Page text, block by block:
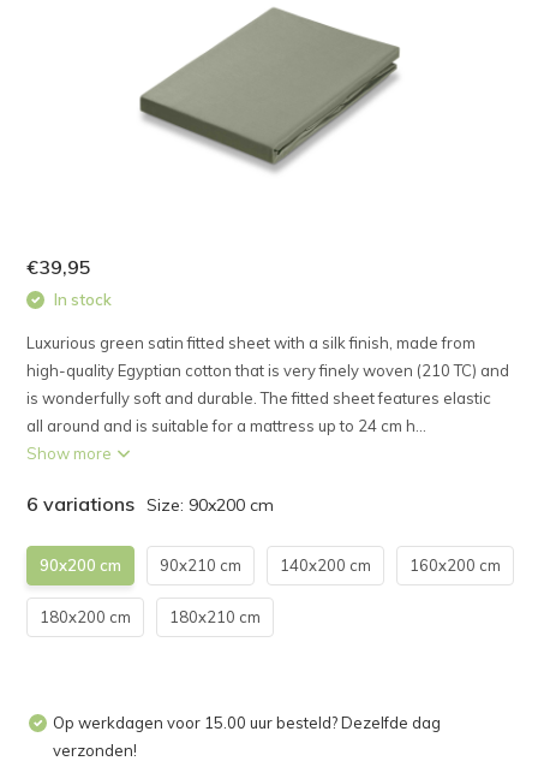
€39,95
In stock
Luxurious green satin fitted sheet with a silk finish, made from
high-quality Egyptian cotton that is very finely woven (210 TC) and
is wonderfully soft and durable. The fitted sheet features elastic
all around and is suitable for a mattress up to 24 cm h...
Show more
6 variations Size: 90x200 cm
90x200 cm 90x210 cm 140x200 cm 160x200 cm
180x200 cm 180x210 cm
Op werkdagen voor 15.00 uur besteld? Dezelfde dag
verzonden!